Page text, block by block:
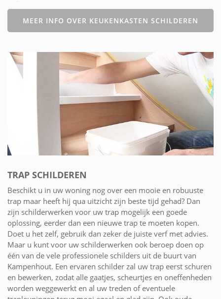
MEER INFO OVER KEUKENKASTEN SCHILDEREN
TRAP SCHILDEREN
Beschikt u in uw woning nog over een mooie en robuuste
trap maar heeft hij qua uitzicht zijn beste tijd gehad? Dan
zijn schilderwerken voor uw trap mogelijk een goede
oplossing, eerder dan een nieuwe trap te moeten kopen.
Doet u het zelf, gebruik dan zeker de juiste verf met advies.
Maar u kunt voor uw schilderwerken ook beroep doen op
één van de vele professionele schilders uit de buurt van
Kampenhout. Een ervaren schilder zal uw trap eerst schuren
en bewerken, zodat alle gaatjes, scheurtjes en oneffenheden
worden weggewerkt en al uw treden of eventuele